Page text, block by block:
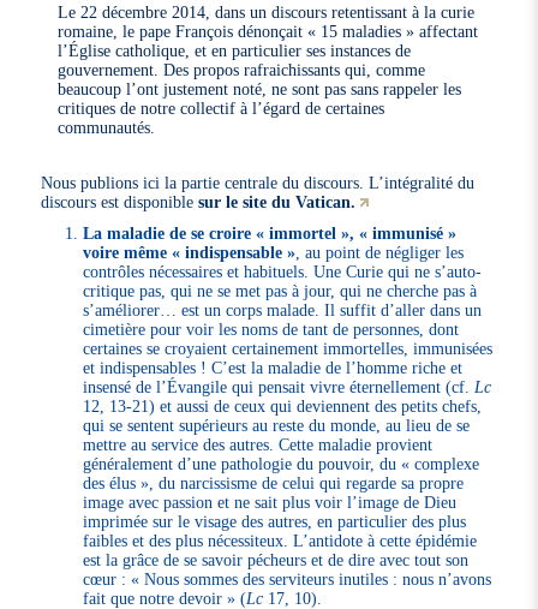
Le 22 décembre 2014, dans un discours retentissant à la curie
romaine, le pape François dénonçait « 15 maladies » affectant
l’Église catholique, et en particulier ses instances de
gouvernement. Des propos rafraichissants qui, comme
beaucoup l’ont justement noté, ne sont pas sans rappeler les
critiques de notre collectif à l’égard de certaines
communautés.
Nous publions ici la partie centrale du discours. L’intégralité du
discours est disponiblesur le site du Vatican.
La maladie de se croire « immortel », « immunisé »
voire même « indispensable » , au point de négliger les
contrôles nécessaires et habituels. Une Curie qui ne s’auto-
critique pas, qui ne se met pas à jour, qui ne cherche pas à
s’améliorer… est un corps malade. Il suffit d’aller dans un
cimetière pour voir les noms de tant de personnes, dont
certaines se croyaient certainement immortelles, immunisées
et indispensables ! C’est la maladie de l’homme riche et
insensé de l’Évangile qui pensait vivre éternellement (cf. Lc
12, 13-21) et aussi de ceux qui deviennent des petits chefs,
qui se sentent supérieurs au reste du monde, au lieu de se
mettre au service des autres. Cette maladie provient
généralement d’une pathologie du pouvoir, du « complexe
des élus », du narcissisme de celui qui regarde sa propre
image avec passion et ne sait plus voir l’image de Dieu
imprimée sur le visage des autres, en particulier des plus
faibles et des plus nécessiteux. L’antidote à cette épidémie
est la grâce de se savoir pécheurs et de dire avec tout son
cœur : « Nous sommes des serviteurs inutiles : nous n’avons
fait que notre devoir » (Lc 17, 10).